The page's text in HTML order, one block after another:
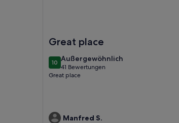
Great place
1010 von 10
Außergewöhnlich
außergewöhnlich
41 Bewertungen
(41
bewertungen)
Great place
Manfred S.